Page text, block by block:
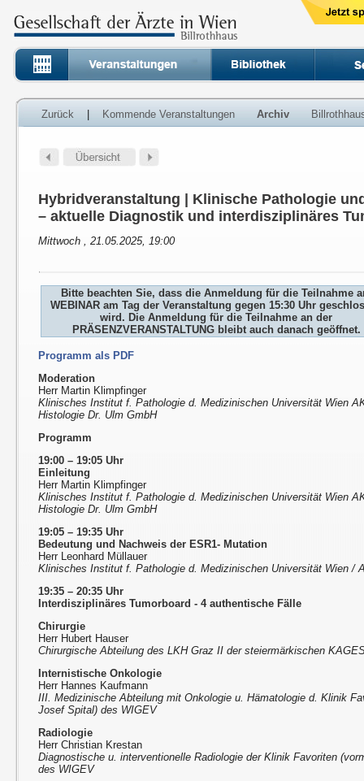
Zurück Kommende Veranstaltungen Archiv
Hybridveranstaltung | Klinische Pathologie
– aktuelle Diagnostik und interdisziplinäres
Mittwoch , 21.05.2025, 19:00
Bitte beachten Sie, dass die Anmeldung für die Teilnahme
WEBINAR am Tag der Veranstaltung gegen 15:30 Uhr
wird. Die Anmeldung für die Teilnahme an der
PRÄSENZVERANSTALTUNG bleibt auch danach geöffnet.
Programm als PDF
Moderation
Herr Martin Klimpfinger
Klinisches Institut f. Pathologie d. Medizinischen Universität Wien
Histologie Dr. Ulm GmbH
Programm
19:00 – 19:05 Uhr
Einleitung
Herr Martin Klimpfinger
Klinisches Institut f. Pathologie d. Medizinischen Universität Wien
Histologie Dr. Ulm GmbH
19:05 – 19:35 Uhr
Bedeutung und Nachweis der ESR1- Mutation
Herr Leonhard Müllauer
Klinisches Institut f. Pathologie d. Medizinischen Universität Wien /
19:35 – 20:35 Uhr
Interdisziplinäres Tumorboard - 4 authentische Fälle
Chirurgie
Herr Hubert Hauser
Chirurgische Abteilung des LKH Graz II der steiermärkischen
Internistische Onkologie
Herr Hannes Kaufmann
III. Medizinische Abteilung mit Onkologie u. Hämatologie d. Klinik
Josef Spital) des WIGEV
Radiologie
Herr Christian Krestan
Diagnostische u. interventionelle Radiologie der Klinik Favoriten
des WIGEV